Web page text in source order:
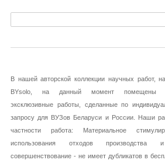
В нашей авторской коллекции научных работ,
BYsolo, на данный момент помещены
эксклюзивные работы, сделанные по
запросу для ВУЗов Беларуси и России. Наши
частности работа: Материальное
использования отходов производства
совершенствование - не имеет дубликатов в